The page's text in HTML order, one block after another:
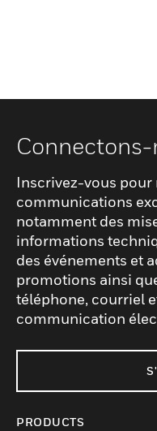
Connectons-
Inscrivez-vous pour
communications
notamment des
informations
des événements et
promotions ainsi
téléphone, courriel
communication
PRODUCTS